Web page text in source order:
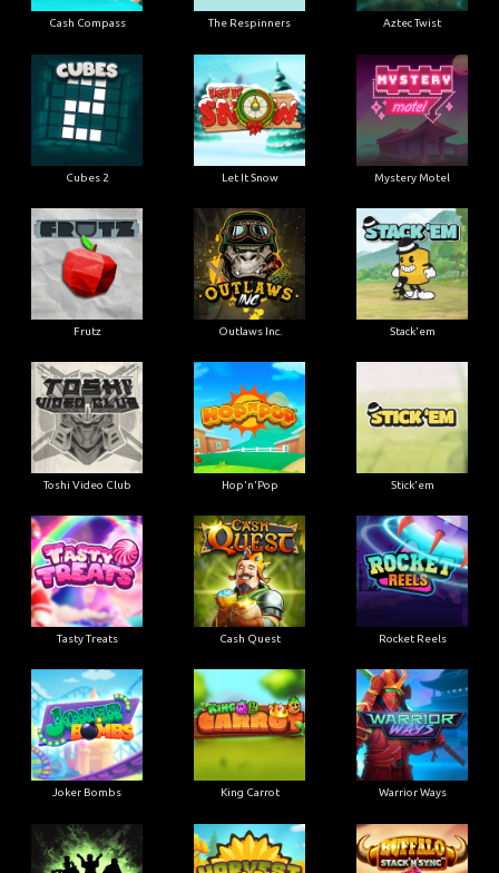
Cash Compass The Respinners Aztec Twist
Cubes 2 Let It Snow Mystery Motel
Frutz Outlaws Inc. Stack'em
Toshi Video Club Hop'n'Pop Stick'em
Tasty Treats Cash Quest Rocket Reels
Joker Bombs King Carrot Warrior Ways